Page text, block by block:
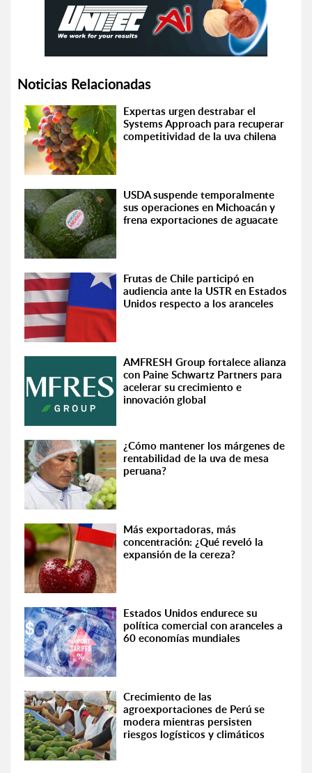
Noticias Relacionadas
Expertas urgen destrabar el
Systems Approach para recuperar
competitividad de la uva chilena
USDA suspende temporalmente
sus operaciones en Michoacán y
frena exportaciones de aguacate
Frutas de Chile participó en
audiencia ante la USTR en Estados
Unidos respecto a los aranceles
AMFRESH Group fortalece alianza
con Paine Schwartz Partners para
acelerar su crecimiento e
innovación global
¿Cómo mantener los márgenes de
rentabilidad de la uva de mesa
peruana?
Más exportadoras, más
concentración: ¿Qué reveló la
expansión de la cereza?
Estados Unidos endurece su
política comercial con aranceles a
60 economías mundiales
Crecimiento de las
agroexportaciones de Perú se
modera mientras persisten
riesgos logísticos y climáticos